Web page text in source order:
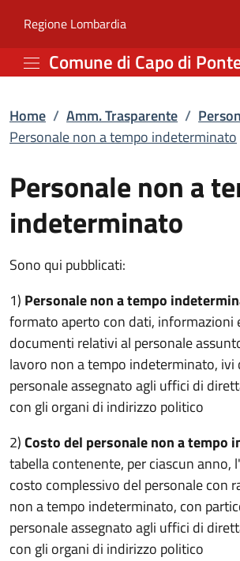
Personale non
Regione Lombardia(apre in un'altra
Comune di Capo di
Home / Amm. Trasparente /
Personale non a tempo indeterminato
Personale non a
indeterminato
Sono qui pubblicati:
1) Personale non a tempo
formato aperto con dati, informazioni
documenti relativi al personale
lavoro non a tempo indeterminato, ivi
personale assegnato agli uffici di
con gli organi di indirizzo politico
2)Costo del personale non a tempo
tabella contenente, per ciascun anno,
costo complessivo del personale con
non a tempo indeterminato, con
personale assegnato agli uffici di
con gli organi di indirizzo politico